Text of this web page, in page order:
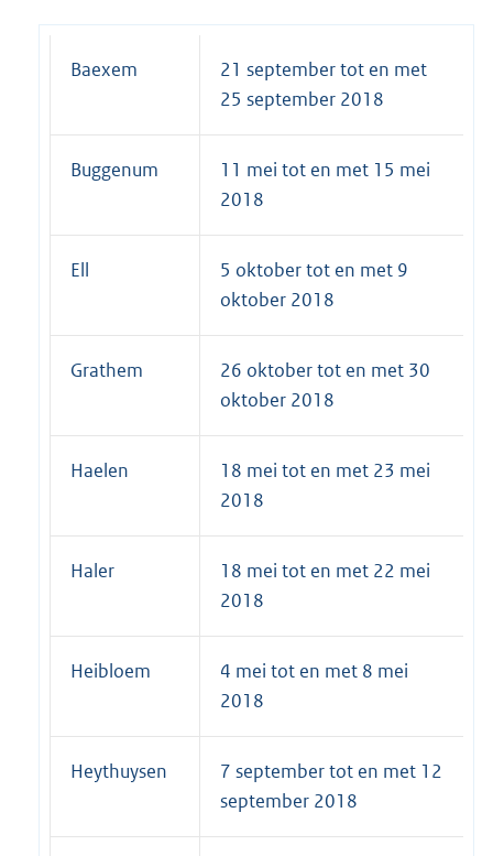
Baexem
21 september tot en met
25 september 2018
Buggenum
11 mei tot en met 15 mei
2018
Ell
5 oktober tot en met 9
oktober 2018
Grathem
26 oktober tot en met 30
oktober 2018
Haelen
18 mei tot en met 23 mei
2018
Haler
18 mei tot en met 22 mei
2018
Heibloem
4 mei tot en met 8 mei
2018
Heythuysen
7 september tot en met 12
september 2018